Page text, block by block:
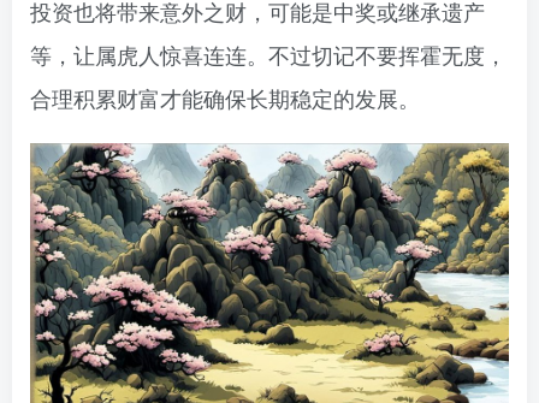
投资也将带来意外之财，可能是中奖或继承遗产
等，让属虎人惊喜连连。不过切记不要挥霍无度，
合理积累财富才能确保长期稳定的发展。